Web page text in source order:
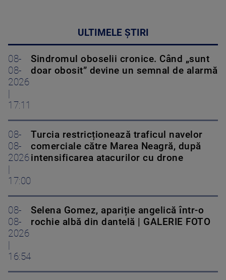
ULTIMELE ȘTIRI
08-
08-
2026
17:11
Sindromul oboselii cronice. Când „sunt
doar obosit” devine un semnal de alarmă
08-
08-
2026
17:00
Turcia restricționează traficul navelor
comerciale către Marea Neagră, după
intensificarea atacurilor cu drone
08-
08-
2026
16:54
Selena Gomez, apariție angelică într-o
rochie albă din dantelă | GALERIE FOTO